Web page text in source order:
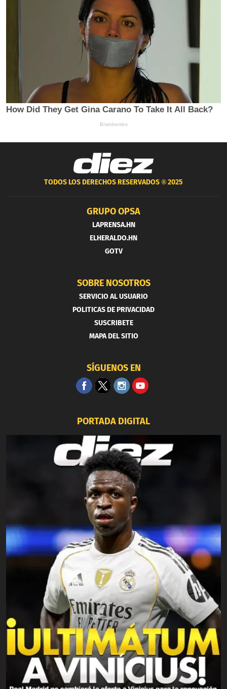
TODOS LOS DERECHOS RESERVADOS ®2025
GRUPO OPSA
LAPRENSA.HN
ELHERALDO.HN
GOTV
SOBRE NOSOTROS
SERVICIO AL USUARIO
POLITICAS DE PRIVACIDAD
SUSCRIBETE
MAPA DEL SITIO
SÍGUENOS EN
PORTADA DIGITAL